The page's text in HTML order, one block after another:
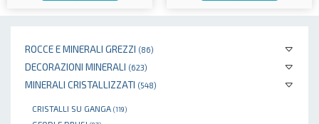
ROCCE E MINERALI GREZZI (86)
DECORAZIONI MINERALI (623)
MINERALI CRISTALLIZZATI (548)
CRISTALLI SU GANGA (119)